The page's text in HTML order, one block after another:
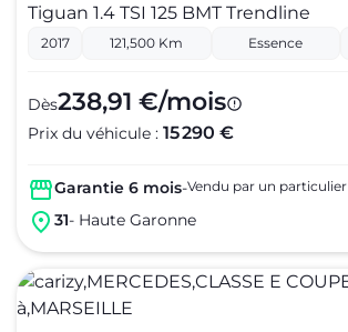
Tiguan 1.4 TSI 125 BMT Trendline
2017 121,500 Km Essence
Dès238,91 €/mois
Prix du véhicule : 15 290 €
Garantie 6 mois-Vendu par un particulier
31- Haute Garonne